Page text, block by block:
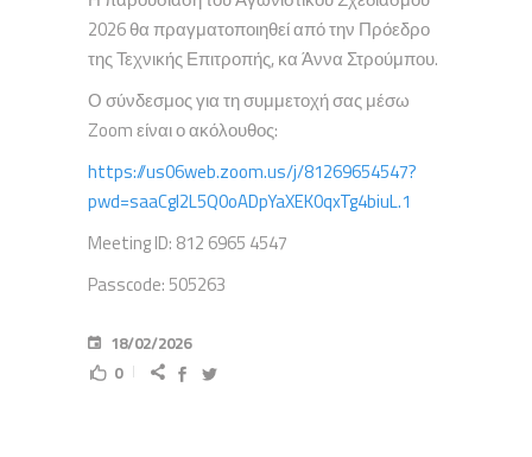
2026 θα πραγματοποιηθεί από την Πρόεδρο
της Τεχνικής Επιτροπής, κα Άννα Στρούμπου.
Ο σύνδεσμος για τη συμμετοχή σας μέσω
Zoom είναι ο ακόλουθος:
https://us06web.zoom.us/j/81269654547?
pwd=saaCgI2L5Q0oADpYaXEK0qxTg4biuL.1
Meeting ID: 812 6965 4547
Passcode: 505263
18/02/2026
0